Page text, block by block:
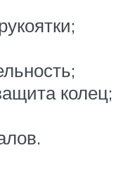
колец;